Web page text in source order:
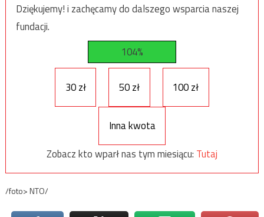
Dziękujemy! i zachęcamy do dalszego wsparcia naszej
fundacji.
104%
30 zł 50 zł 100 zł
Inna kwota
Zobacz kto wparł nas tym miesiącu: Tutaj
/foto> NTO/